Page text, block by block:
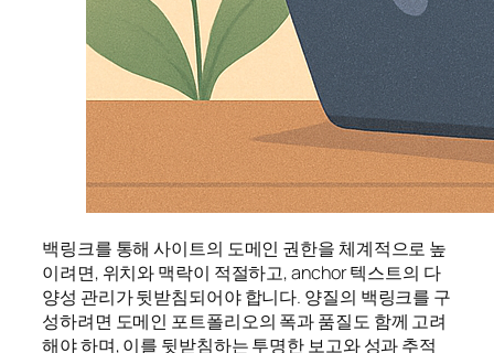
백링크를 통해 사이트의 도메인 권한을 체계적으로 높
이려면, 위치와 맥락이 적절하고, anchor 텍스트의 다
양성 관리가 뒷받침되어야 합니다. 양질의 백링크를 구
성하려면 도메인 포트폴리오의 폭과 품질도 함께 고려
해야 하며, 이를 뒷받침하는 투명한 보고와 성과 추적